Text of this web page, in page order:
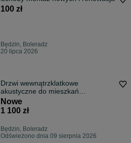
100 zł
Będzin, Boleradz
20 lipca 2026
Drzwi wewnątrzklatkowe
akustyczne do mieszkań
ZEWNĘTRZNE z montażem
Nowe
1 100 zł
Będzin, Boleradz
Odświeżono dnia 09 sierpnia 2026